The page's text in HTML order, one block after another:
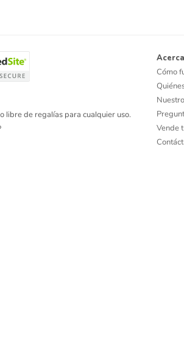
libre de regalías para cualquier uso.
Cómo
Vende